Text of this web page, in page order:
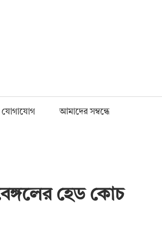
যোগাযোগ আমাদের সম্বন্ধে
হেড কোচ